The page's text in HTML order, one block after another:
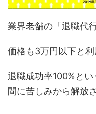
業界老舗の「退職代
価格も3万円以下と利
退職成功率100%と
間に苦しみから解放